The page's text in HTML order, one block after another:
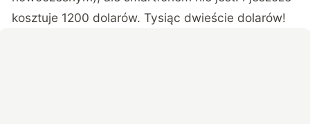
kosztuje 1200 dolarów. Tysiąc dwieście dolarów!